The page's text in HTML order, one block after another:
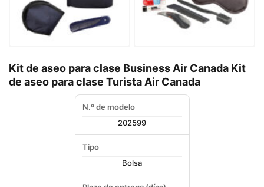
Kit de aseo para clase Business Air Canada Kit
de aseo para clase Turista Air Canada
N.º de modelo
202599
Tipo
Bolsa